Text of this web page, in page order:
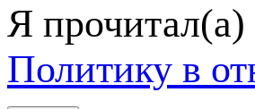
Я
Политику в